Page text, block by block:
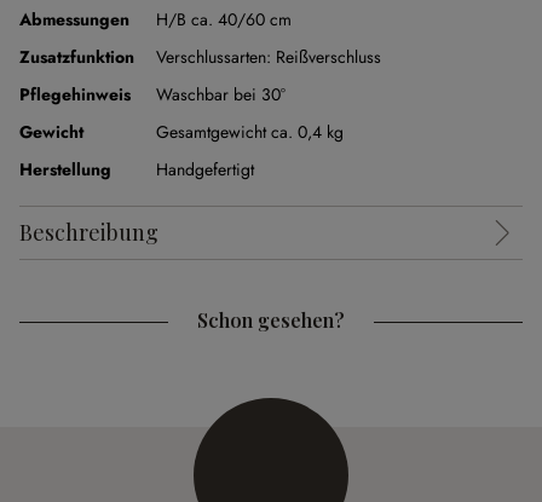
Abmessungen
H/B ca. 40/60 cm
Zusatzfunktion
Verschlussarten: Reißverschluss
Pflegehinweis
Waschbar bei 30°
Gewicht
Gesamtgewicht ca. 0,4 kg
Herstellung
Handgefertigt
Beschreibung
Schon gesehen?